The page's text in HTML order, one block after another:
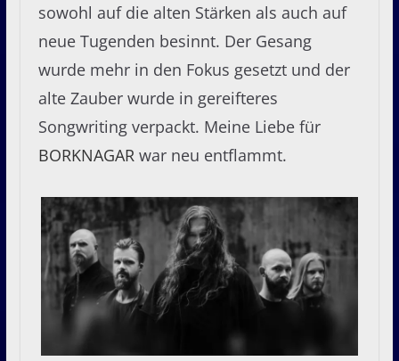
sowohl auf die alten Stärken als auch auf
neue Tugenden besinnt. Der Gesang
wurde mehr in den Fokus gesetzt und der
alte Zauber wurde in gereifteres
Songwriting verpackt. Meine Liebe für
BORKNAGAR war neu entflammt.